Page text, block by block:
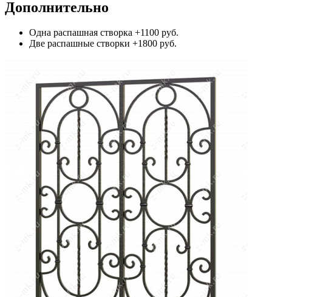
Дополнительно
Одна распашная створка +1100 руб.
Две распашные створки +1800 руб.